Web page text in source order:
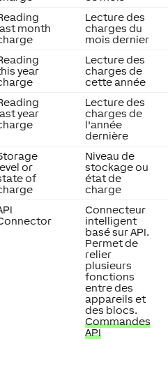
month
Lecture des
charges du
mois dernier
year
Lecture des
charges de
cette année
year
Lecture des
charges de
l'année
dernière
or
of
Niveau de
stockage ou
état de
charge
Connecteur
intelligent
basé sur API.
Permet de
relier
plusieurs
fonctions
entre des
appareils et
des blocs.
Commandes
API